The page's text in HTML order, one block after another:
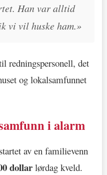
Han var alltid
vi vil huske ham.»
redningspersonell, det
og lokalsamfunnet
i alarm
startet av en familievenn
dollarlørdag kveld.